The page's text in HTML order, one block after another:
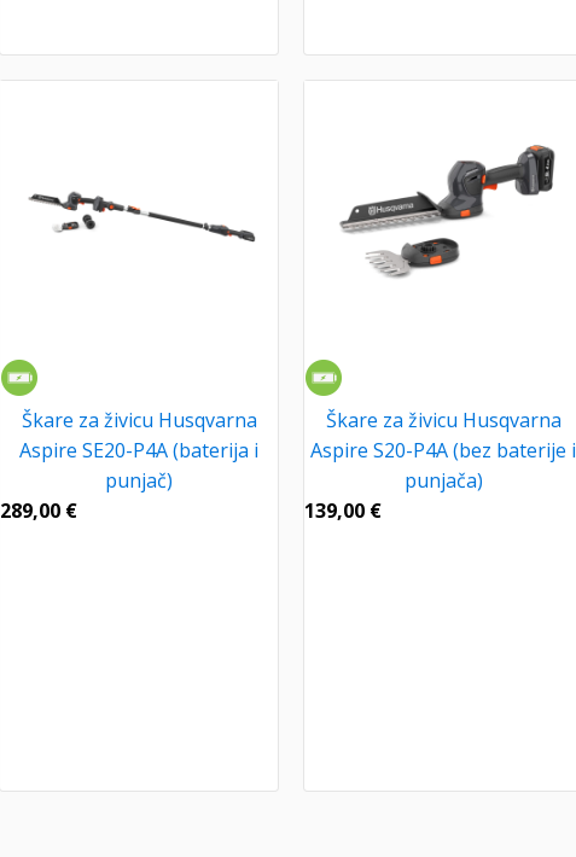
Škare za živicu Husqvarna
Aspire SE20-P4A (baterija i
punjač)
289,00 €
Škare za živicu Husqvarna
Aspire S20-P4A (bez baterije i
punjača)
139,00 €